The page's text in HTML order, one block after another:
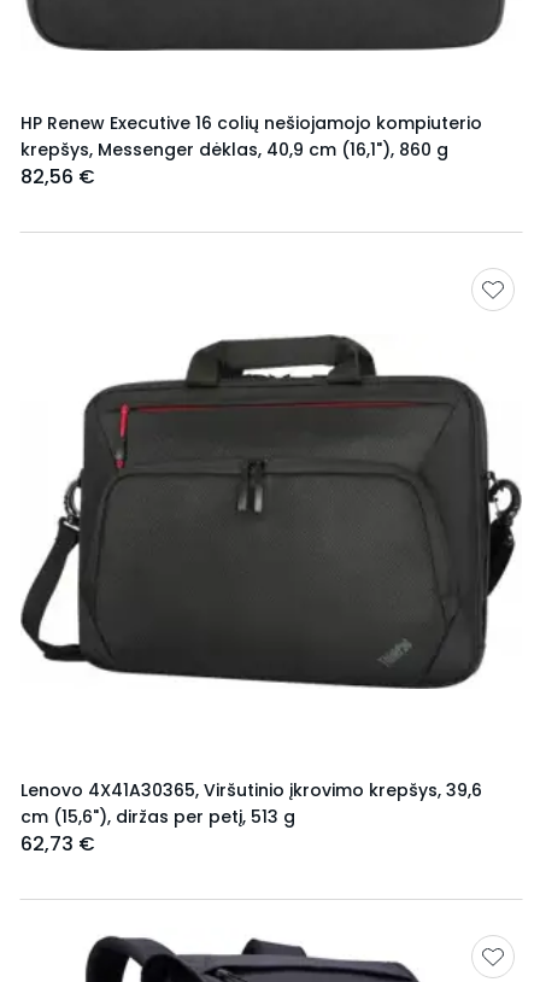
HP Renew Executive 16 colių nešiojamojo kompiuterio
krepšys, Messenger dėklas, 40,9 cm (16,1"), 860 g
82,56 €
Lenovo 4X41A30365, Viršutinio įkrovimo krepšys, 39,6
cm (15,6"), diržas per petį, 513 g
62,73 €